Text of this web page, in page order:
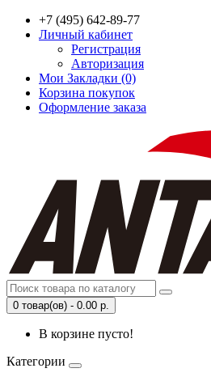
+7 (495) 642-89-77
Личный кабинет
Регистрация
Авторизация
Мои Закладки (0)
Корзина покупок
Оформление заказа
0 товар(ов) - 0.00 р.
В корзине пусто!
Категории